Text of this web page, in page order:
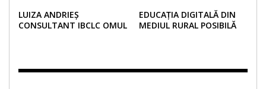
VERDE!
LUIZA ANDRIEȘ
CONSULTANT IBCLC OMUL
EDUCAȚIA DIGITALĂ DIN
MEDIUL RURAL POSIBILĂ